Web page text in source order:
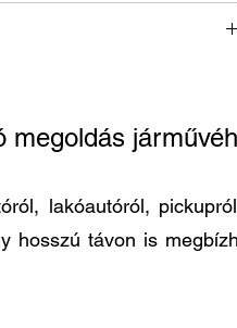
megoldás
lakóautóról,
hosszú távon is